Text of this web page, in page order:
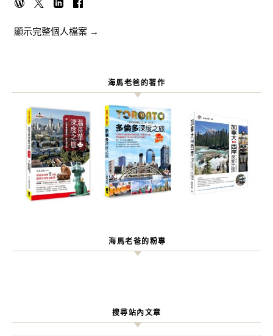
顯示完整個人檔案 →
海馬老爸的著作
海馬老爸的粉專
搜尋站內文章